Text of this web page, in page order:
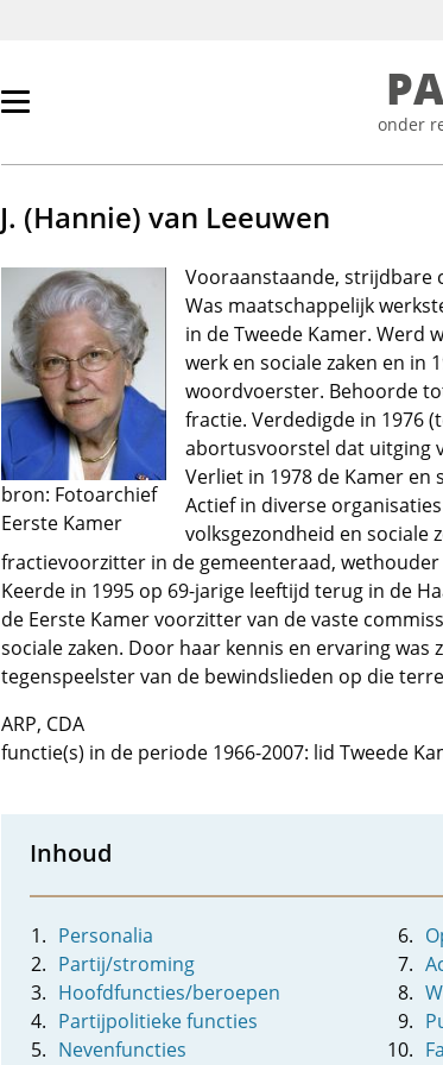
Primair
tonen/verbergen
onder
J. (Hannie) van Leeuwen
bron: Fotoarchief
Eerste Kamer
Vooraanstaande, strijdbare
Was maatschappelijk
in de Tweede Kamer. Werd
werk en sociale zaken en in
woordvoerster. Behoorde
fractie. Verdedigde in 1976
abortusvoorstel dat uitging
Verliet in 1978 de Kamer
Actief in diverse
volksgezondheid en sociale
fractievoorzitter in de gemeenteraad,
Keerde in 1995 op 69-jarige leeftijd terug in de
de Eerste Kamer voorzitter van de vaste
sociale zaken. Door haar kennis en ervaring was
tegenspeelster van de bewindslieden op die
ARP, CDA
functie(s) in de periode 1966-2007: lid Tweede
Inhoud
Personalia
Partij/stroming
Hoofdfuncties/beroepen
Partijpolitieke functies
Nevenfuncties